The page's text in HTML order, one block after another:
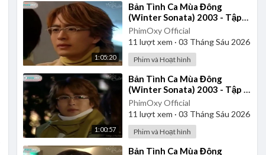
1:05:20
⁣Bản Tình Ca Mùa Đông
(Winter Sonata) 2003 - Tập
17 | Vietsub
PhimOxy Official
11 lượt xem · 03 Tháng Sáu 2026
Phim và Hoạt hình
1:00:57
⁣Bản Tình Ca Mùa Đông
(Winter Sonata) 2003 - Tập 6
| Vietsub
PhimOxy Official
11 lượt xem · 03 Tháng Sáu 2026
Phim và Hoạt hình
⁣Bản Tình Ca Mùa Đông